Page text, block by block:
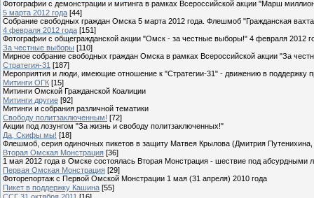
Фотографии с демонстрации и митинга в рамках Всероссийской акции "Марш
5 марта 2012 года [44]
Собрание свободных граждан Омска 5 марта 2012 года. Флешмоб "Гражданская
4 февраля 2012 года [151]
Фотографии с общегражданской акции "Омск - за честные выборы!" 4 февраля 2012
За честные выборы [110]
Мирное собрание свободных граждан Омска в рамках Всероссийской акции "За
Стратегия-31 [187]
Мероприятия и люди, имеющие отношение к "Стратегии-31" - движению в поддержку
Митинги ОГК [15]
Митинги Омской Гражданской Коалиции
Митинги другие [92]
Митинги и собрания различной тематики
Свободу политзаключенным! [72]
Акции под лозунгом "За жизнь и свободу политзаключенных!"
Да, Скифы мы! [18]
Флешмоб, серия одиночных пикетов в защиту Матвея Крылова (Дмитрия
Вторая Омская Монстрация [36]
1 мая 2012 года в Омске состоялась Вторая Монстрация - шествие под абсурдными
Первая Омская Монстрация [29]
Фоторепортаж с Первой Омской Монстрации 1 мая (31 апреля) 2010 года
Пикет в поддержку Кашина [55]